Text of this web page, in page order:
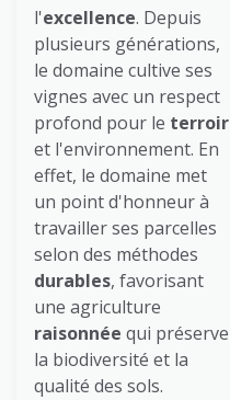
l'excellence. Depuis
plusieurs générations,
le domaine cultive ses
vignes avec un respect
profond pour le terroir
et l'environnement. En
effet, le domaine met
un point d'honneur à
travailler ses parcelles
selon des méthodes
durables, favorisant
une agriculture
raisonnée qui préserve
la biodiversité et la
qualité des sols.